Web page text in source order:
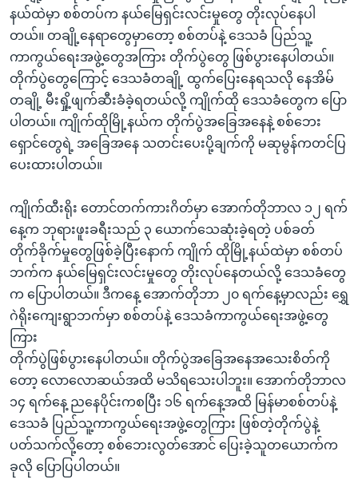
နယ်ထဲမှာ စစ်တပ်က နယ်မြေရှင်းလင်းမှုတွေ တိုးလုပ်နေပါ
တယ်။ တချို့နေရာတွေမှာတော့ စစ်တပ်နဲ့ ဒေသခံ ပြည်သူ့
ကာကွယ်ရေးအဖွဲ့တွေအကြား တိုက်ပွဲတွေ ဖြစ်ပွားနေပါတယ်။
တိုက်ပွဲတွေကြောင့် ဒေသခံတချို့ ထွက်ပြေးနေရသလို နေအိမ်
တချို့ မီးရှို့ဖျက်ဆီးခံခဲ့ရတယ်လို့ ကျိုက်ထို ဒေသခံတွေက ပြော
ပါတယ်။ ကျိုက်ထိုမြို့နယ်က တိုက်ပွဲအခြေအနေနဲ့ စစ်ဘေး
ရှောင်တွေရဲ့ အခြေအနေ သတင်းပေးပို့ချက်ကို မဆုမွန်ကတင်ပြ
ပေးထားပါတယ်။
ကျိုက်ထီးရိုး တောင်တက်ကားဂိတ်မှာ အောက်တိုဘာလ ၁၂ ရက်
နေ့က ဘုရားဖူးခရီးသည် ၃ ယောက်သေဆုံးခဲ့ရတဲ့ ပစ်ခတ်
တိုက်ခိုက်မှုတွေဖြစ်ခဲ့ပြီးနောက် ကျိုက် ထိုမြို့နယ်ထဲမှာ စစ်တပ်
ဘက်က နယ်မြေရှင်းလင်းမှုတွေ တိုးလုပ်နေတယ်လို့ ဒေသခံတွေ
က ပြောပါတယ်။ ဒီကနေ့ အောက်တိုဘာ ၂၀ ရက်နေ့မှာလည်း ရွှေ
ဂဲရိုးကျေးရွာဘက်မှာ စစ်တပ်နဲ့ ဒေသခံကာကွယ်ရေးအဖွဲ့တွေ
ကြား
တိုက်ပွဲဖြစ်ပွားနေပါတယ်။ တိုက်ပွဲအခြေအနေအသေးစိတ်ကို
တော့ လောလောဆယ်အထိ မသိရသေးပါဘူး။ အောက်တိုဘာလ
၁၄ ရက်နေ့ ညနေပိုင်းကစပြီး ၁၆ ရက်နေ့အထိ မြန်မာစစ်တပ်နဲ့
ဒေသခံ ပြည်သူ့ကာကွယ်ရေးအဖွဲ့တွေကြား ဖြစ်တဲ့တိုက်ပွဲနဲ့
ပတ်သက်လို့တော့ စစ်ဘေးလွတ်အောင် ပြေးခဲ့သူတယောက်က
ခုလို ပြောပြပါတယ်။